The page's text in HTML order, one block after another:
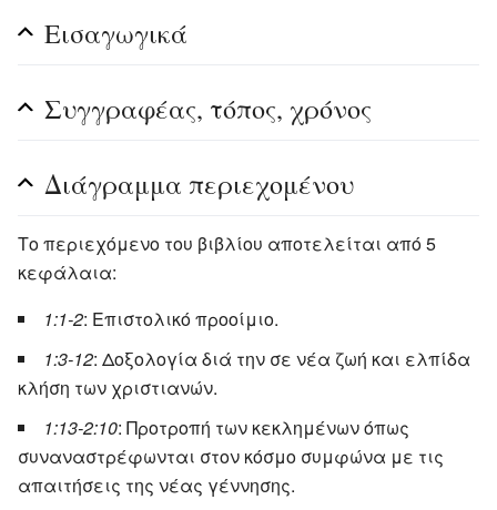
Εισαγωγικά
Συγγραφέας, τόπος, χρόνος
Διάγραμμα περιεχομένου
Το περιεχόμενο του βιβλίου αποτελείται από 5
κεφάλαια:
1:1-2: Επιστολικό προοίμιο.
1:3-12: Δοξολογία διά την σε νέα ζωή και ελπίδα
κλήση των χριστιανών.
1:13-2:10: Προτροπή των κεκλημένων όπως
συναναστρέφωνται στον κόσμο συμφώνα με τις
απαιτήσεις της νέας γέννησης.